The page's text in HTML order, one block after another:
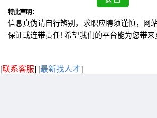
特此声明：
信息真伪请自行辨别，求职应聘须谨慎，网
保证或连带责任! 希望我们的平台能为您带来
[联系客服] [最新找人才]